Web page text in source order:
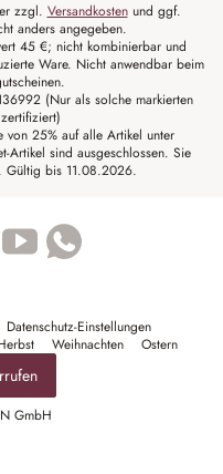
zzgl. Versandkostenund ggf.
anders angegeben.
45 €; nicht kombinierbar und
Ware. Nicht anwendbar beim
(Nur als solche markierten
von 25% auf alle Artikel unter
sind ausgeschlossen. Sie
Gültig bis 11.08.2026.
Datenschutz-Einstellungen
Weihnachten Ostern
GmbH